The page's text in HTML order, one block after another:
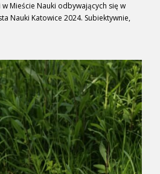
Mieście Nauki odbywających się w
Nauki Katowice 2024. Subiektywnie,